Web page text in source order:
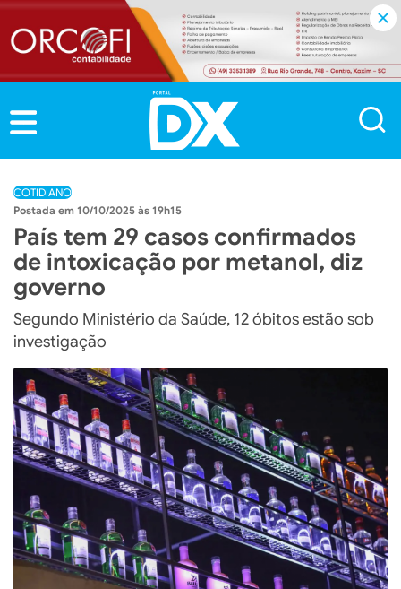
COTIDIANO
10/10/2025 às 19h15
País tem 29 casos confirmados
de intoxicação por metanol, diz
governo
Segundo Ministério da Saúde, 12 óbitos estão sob
investigação